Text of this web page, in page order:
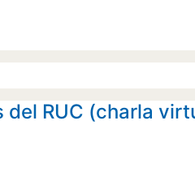
del RUC (charla